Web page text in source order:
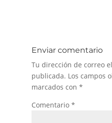
Enviar comentario
Tu dirección de correo
publicada. Los campos
marcados con *
Comentario *